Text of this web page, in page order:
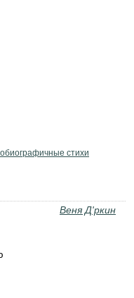
стихи
Веня Д'ркин